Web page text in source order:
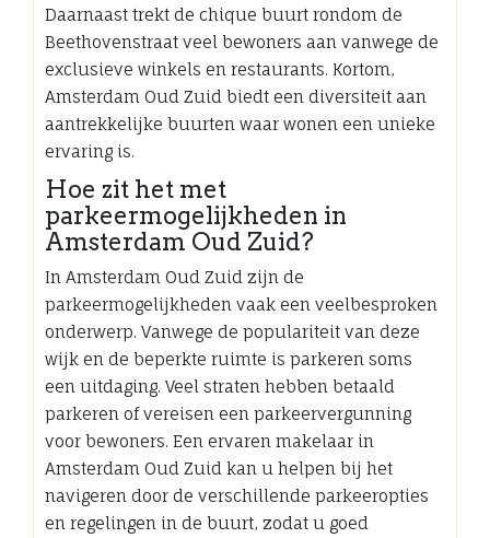
Daarnaast trekt de chique buurt rondom de
Beethovenstraat veel bewoners aan vanwege de
exclusieve winkels en restaurants. Kortom,
Amsterdam Oud Zuid biedt een diversiteit aan
aantrekkelijke buurten waar wonen een unieke
ervaring is.
Hoe zit het met
parkeermogelijkheden in
Amsterdam Oud Zuid?
In Amsterdam Oud Zuid zijn de
parkeermogelijkheden vaak een veelbesproken
onderwerp. Vanwege de populariteit van deze
wijk en de beperkte ruimte is parkeren soms
een uitdaging. Veel straten hebben betaald
parkeren of vereisen een parkeervergunning
voor bewoners. Een ervaren makelaar in
Amsterdam Oud Zuid kan u helpen bij het
navigeren door de verschillende parkeeropties
en regelingen in de buurt, zodat u goed